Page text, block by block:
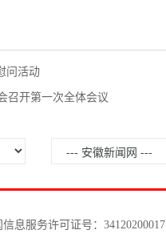
问活动
召开第一次全体会议
信息服务许可证号：34120200017